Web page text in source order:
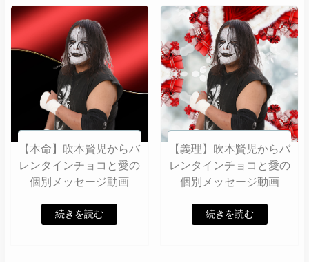
【本命】吹本賢児からバ
レンタインチョコと愛の
個別メッセージ動画
続きを読む
【義理】吹本賢児からバ
レンタインチョコと愛の
個別メッセージ動画
続きを読む